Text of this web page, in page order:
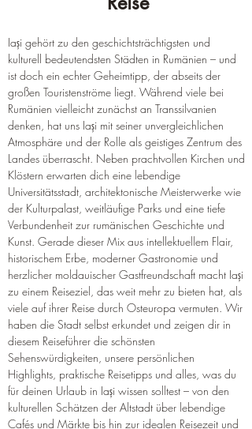
Iași gehört zu den geschichtsträchtigsten und
kulturell bedeutendsten Städten in Rumänien – und
ist doch ein echter Geheimtipp, der abseits der
großen Touristenströme liegt. Während viele bei
Rumänien vielleicht zunächst an Transsilvanien
denken, hat uns Iași mit seiner unvergleichlichen
Atmosphäre und der Rolle als geistiges Zentrum des
Landes überrascht. Neben prachtvollen Kirchen und
Klöstern erwarten dich eine lebendige
Universitätsstadt, architektonische Meisterwerke wie
der Kulturpalast, weitläufige Parks und eine tiefe
Verbundenheit zur rumänischen Geschichte und
Kunst. Gerade dieser Mix aus intellektuellem Flair,
historischem Erbe, moderner Gastronomie und
herzlicher moldauischer Gastfreundschaft macht Iași
zu einem Reiseziel, das weit mehr zu bieten hat, als
viele auf ihrer Reise durch Osteuropa vermuten. Wir
haben die Stadt selbst erkundet und zeigen dir in
diesem Reiseführer die schönsten
Sehenswürdigkeiten, unsere persönlichen
Highlights, praktische Reisetipps und alles, was du
für deinen Urlaub in Iași wissen solltest – von den
kulturellen Schätzen der Altstadt über lebendige
Cafés und Märkte bis hin zur idealen Reisezeit und